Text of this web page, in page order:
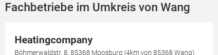
Fachbetriebe im Umkreis von Wang
Heatingcompany
Böhmerwaldstr. 8, 85368 Moosburg (4km von 85368 Wang)